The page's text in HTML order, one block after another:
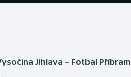
Jihlava – Fotbal Příbram